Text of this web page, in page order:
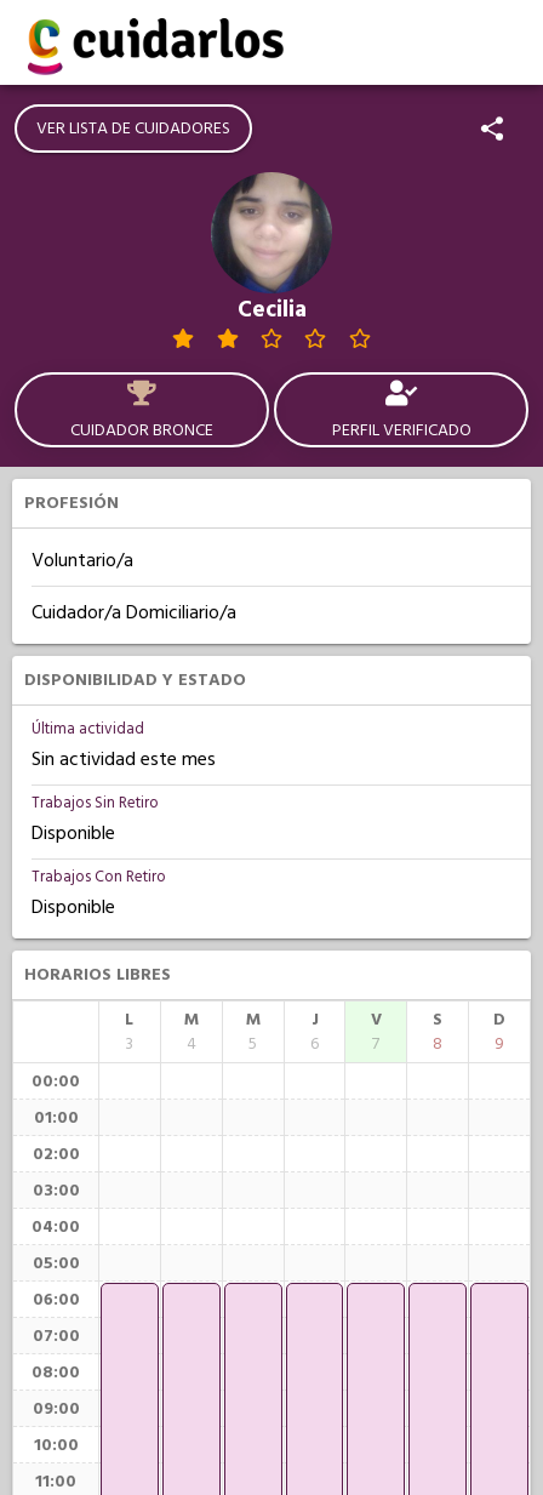
VER LISTA DE CUIDADORES
Cecilia
CUIDADOR BRONCE PERFIL VERIFICADO
PROFESIÓN
Voluntario/a
Cuidador/a Domiciliario/a
DISPONIBILIDAD Y ESTADO
Última actividad
Sin actividad este mes
Trabajos Sin Retiro
Disponible
Trabajos Con Retiro
Disponible
HORARIOS LIBRES
L
3
M
4
M
5
J
6
V
7
S
8
D
9
00:00
01:00
02:00
03:00
04:00
05:00
06:00
07:00
08:00
09:00
10:00
11:00